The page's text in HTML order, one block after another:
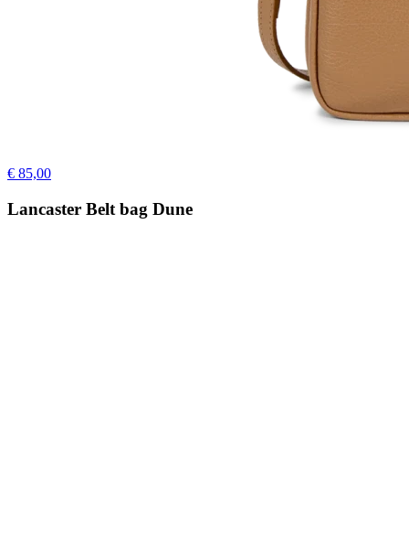
€ 85,00
Lancaster Belt bag Dune